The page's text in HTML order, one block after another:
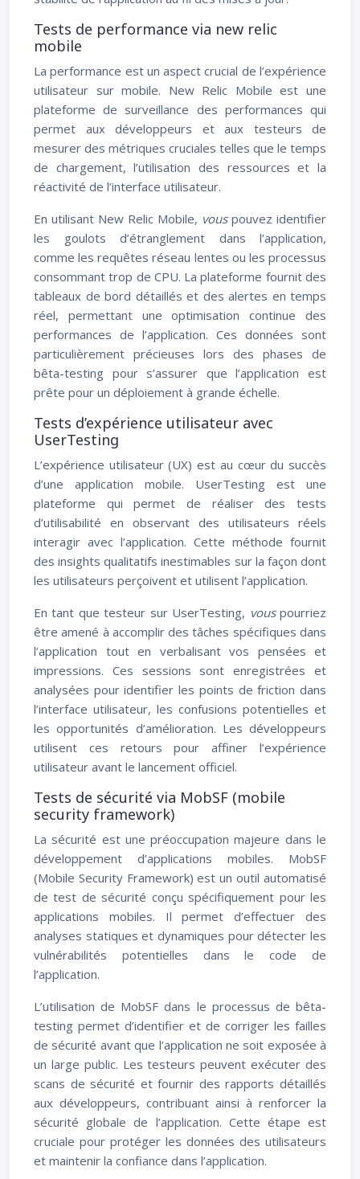
Tests de performance via new relic
mobile
La performance est un aspect crucial de l’expérience
utilisateur sur mobile. New Relic Mobile est une
plateforme de surveillance des performances qui
permet aux développeurs et aux testeurs de
mesurer des métriques cruciales telles que le temps
de chargement, l’utilisation des ressources et la
réactivité de l’interface utilisateur.
En utilisant New Relic Mobile, vous pouvez identifier
les goulots d’étranglement dans l’application,
comme les requêtes réseau lentes ou les processus
consommant trop de CPU. La plateforme fournit des
tableaux de bord détaillés et des alertes en temps
réel, permettant une optimisation continue des
performances de l’application. Ces données sont
particulièrement précieuses lors des phases de
bêta-testing pour s’assurer que l’application est
prête pour un déploiement à grande échelle.
Tests d’expérience utilisateur avec
UserTesting
L’expérience utilisateur (UX) est au cœur du succès
d’une application mobile. UserTesting est une
plateforme qui permet de réaliser des tests
d’utilisabilité en observant des utilisateurs réels
interagir avec l’application. Cette méthode fournit
des insights qualitatifs inestimables sur la façon dont
les utilisateurs perçoivent et utilisent l’application.
En tant que testeur sur UserTesting, vouspourriez
être amené à accomplir des tâches spécifiques dans
l’application tout en verbalisant vos pensées et
impressions. Ces sessions sont enregistrées et
analysées pour identifier les points de friction dans
l’interface utilisateur, les confusions potentielles et
les opportunités d’amélioration. Les développeurs
utilisent ces retours pour affiner l’expérience
utilisateur avant le lancement officiel.
Tests de sécurité via MobSF (mobile
security framework)
La sécurité est une préoccupation majeure dans le
développement d’applications mobiles. MobSF
(Mobile Security Framework) est un outil automatisé
de test de sécurité conçu spécifiquement pour les
applications mobiles. Il permet d’effectuer des
analyses statiques et dynamiques pour détecter les
vulnérabilités potentielles dans le code de
l’application.
L’utilisation de MobSF dans le processus de bêta-
testing permet d’identifier et de corriger les failles
de sécurité avant que l’application ne soit exposée à
un large public. Les testeurs peuvent exécuter des
scans de sécurité et fournir des rapports détaillés
aux développeurs, contribuant ainsi à renforcer la
sécurité globale de l’application. Cette étape est
cruciale pour protéger les données des utilisateurs
et maintenir la confiance dans l’application.